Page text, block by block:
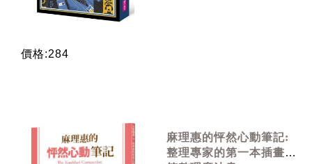
價格:284
麻理惠的怦然心動筆記:
整理專家的第一本插畫問